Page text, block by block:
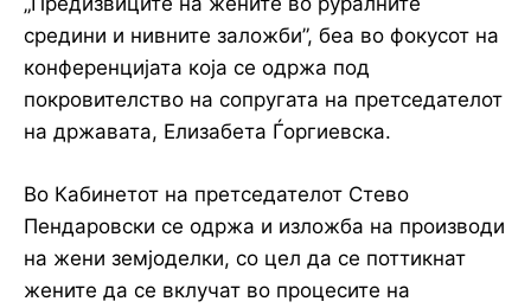
средини и нивните заложби”, беа во фокусот на
конференцијата која се одржа под
покровителство на сопругата на претседателот
на државата, Елизабета Ѓоргиевска.
Во Кабинетот на претседателот Стево
Пендаровски се одржа и изложба на производи
на жени земјоделки, со цел да се поттикнат
жените да се вклучат во процесите на